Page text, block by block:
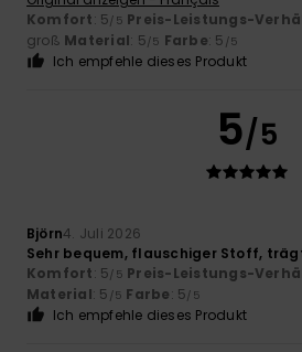
Komfort: 5/5 Preis-Leistungs-
groß Material: 5/5 Farbe: 5 /5
Ich empfehle dieses Produkt
5/5
Björn4. Juli 2026
Sehr bequem, flauschiger Stoff,
Komfort: 5/5 Preis-Leistungs-
Material: 5 /5 Farbe: 5/5
Ich empfehle dieses Produkt